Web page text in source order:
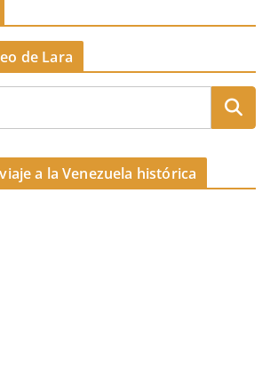
de Lara
a la Venezuela histórica